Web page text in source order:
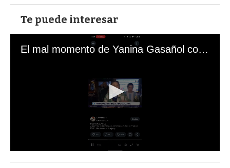
Te puede interesar
El mal momento de Yanina Gasañol con un hincha argentino en "Subrayado"
s